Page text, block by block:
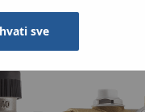
sve